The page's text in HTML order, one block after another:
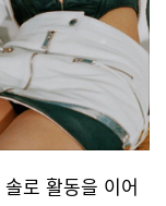
로 활동을 이어